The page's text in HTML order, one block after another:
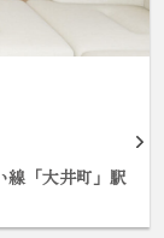
線「大井町」駅